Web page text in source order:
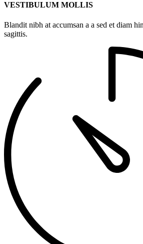
VESTIBULUM MOLLIS
Blandit nibh at accumsan a a sed et diam
sagittis.